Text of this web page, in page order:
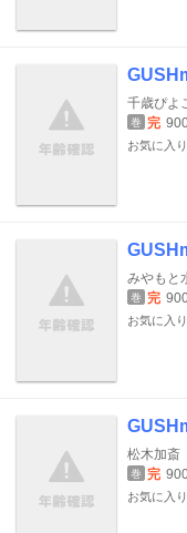
千歳ぴよ
巻 完
お気に入
みやもと
巻 完
お気に入
松木加斎
巻 完
お気に入